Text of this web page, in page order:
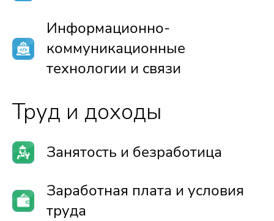
Информационно-
коммуникационные
технологии и связи
Труд и доходы
Занятость и безработица
Заработная плата и условия
труда